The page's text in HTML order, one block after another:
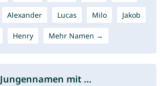
Alexander Lucas Milo Jakob
Henry Mehr Namen →
Jungennamen mit ...